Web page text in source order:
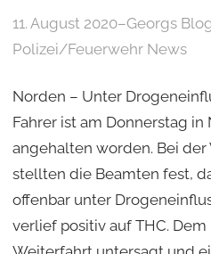
11. August 2020–Georgs Blog
Polizei/Feuerwehr News
Norden – Unter
Fahrer ist am Donnerstag
angehalten worden. Bei
stellten die Beamten fest,
offenbar unter
verlief positiv auf THC.